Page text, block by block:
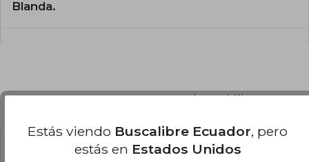
Blanda.
Preguntas y respuestas sobre el libro
Estás viendo Buscalibre Ecuador, pero
estás en Estados Unidos